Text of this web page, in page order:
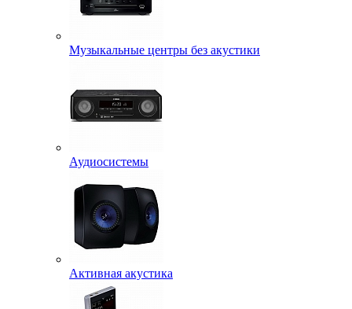
Музыкальные центры без акустики
Аудиосистемы
Активная акустика